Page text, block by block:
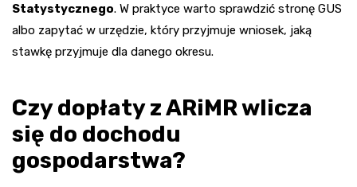
Statystycznego. W praktyce warto sprawdzić stronę GUS
albo zapytać w urzędzie, który przyjmuje wniosek, jaką
stawkę przyjmuje dla danego okresu.
Czy dopłaty z ARiMR wlicza
się do dochodu
gospodarstwa?